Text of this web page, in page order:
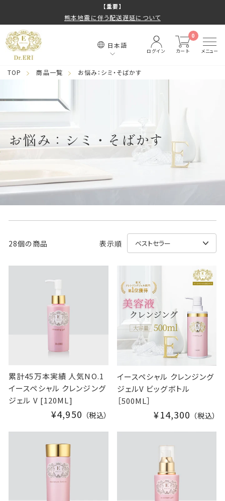
テ
す
る
ス
イ
止
【重要】
熊本地震に伴う配送遅延について
日本語
ログイン カート
0
メニュー
TOP 商品一覧 お悩み：シミ・そばかす
お悩み：シミ・そばかす
28個の商品 表示順
累計45万本実績 人気NO.1
イースペシャル クレンジング
ジェル V [120ML]
¥4,950 （税込）
イースペシャル クレンジング
ジェルV ビッグボトル
［500ML］
¥14,300 （税込）